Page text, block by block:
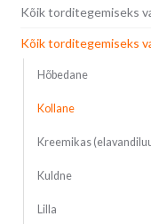
Kõik torditegemiseks
Kõik torditegemiseks
Hõbedane
Kollane
Kreemikas
Kuldne
Lilla